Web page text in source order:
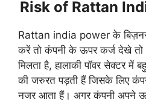
Risk of Rattan
Rattan india power के
करें तो कंपनी के ऊपर कर्ज देखे तो
मिलता है, हालाकी पॉवर सेक्टर में
की जरुरत पड़ती हैं जिसके लिए
नजर आता हैं। अगर कंपनी अपने